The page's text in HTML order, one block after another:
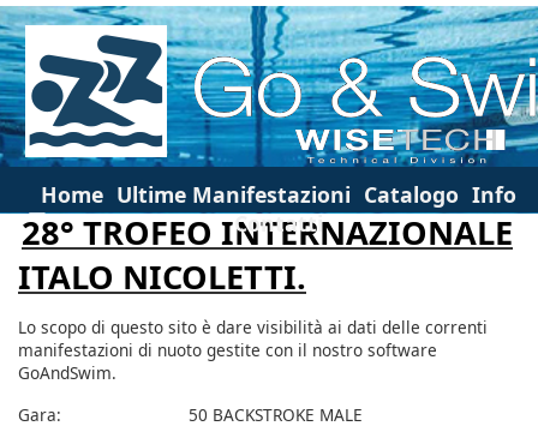
Home Ultime Manifestazioni Catalogo Info
Contatti
28° TROFEO INTERNAZIONALE
ITALO NICOLETTI.
Lo scopo di questo sito è dare visibilità ai dati delle correnti
manifestazioni di nuoto gestite con il nostro software
GoAndSwim.
Gara:
50 BACKSTROKE MALE